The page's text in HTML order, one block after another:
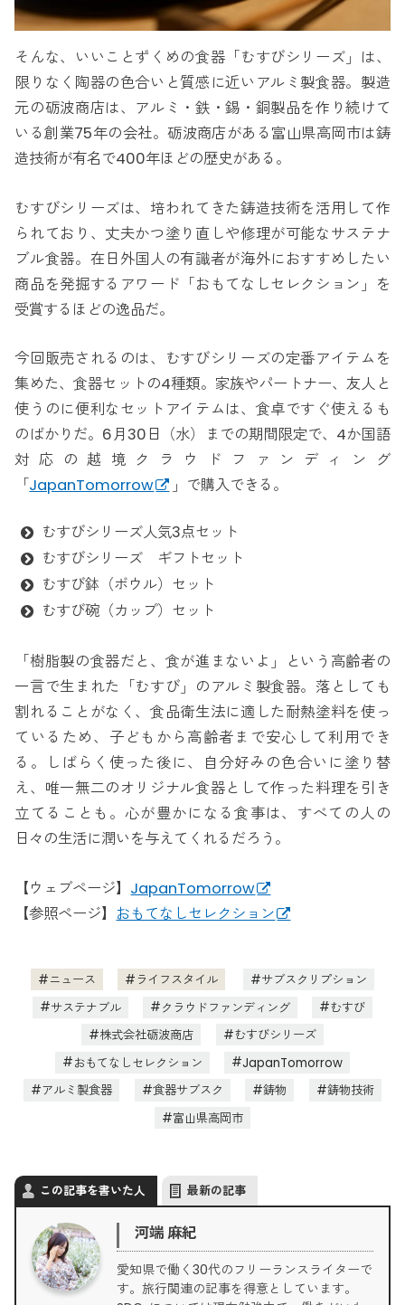
そんな、いいことずくめの食器「むすびシリーズ」は、
限りなく陶器の色合いと質感に近いアルミ製食器。製造
元の砺波商店は、アルミ・鉄・錫・銅製品を作り続けて
いる創業75年の会社。砺波商店がある富山県高岡市は鋳
造技術が有名で400年ほどの歴史がある。
むすびシリーズは、培われてきた鋳造技術を活用して作
られており、丈夫かつ塗り直しや修理が可能なサステナ
ブル食器。在日外国人の有識者が海外におすすめしたい
商品を発掘するアワード「おもてなしセレクション」を
受賞するほどの逸品だ。
今回販売されるのは、むすびシリーズの定番アイテムを
集めた、食器セットの4種類。家族やパートナー、友人と
使うのに便利なセットアイテムは、食卓ですぐ使えるも
のばかりだ。6月30日（水）までの期間限定で、4か国語
対応の越境クラウドファンディング
「JapanTomorrow 」で購入できる。
むすびシリーズ人気3点セット
むすびシリーズ ギフトセット
むすび鉢（ボウル）セット
むすび碗（カップ）セット
「樹脂製の食器だと、食が進まないよ」という高齢者の
一言で生まれた「むすび」のアルミ製食器。落としても
割れることがなく、食品衛生法に適した耐熱塗料を使っ
ているため、子どもから高齢者まで安心して利用でき
る。しばらく使った後に、自分好みの色合いに塗り替
え、唯一無二のオリジナル食器として作った料理を引き
立てることも。心が豊かになる食事は、すべての人の
日々の生活に潤いを与えてくれるだろう。
【ウェブページ】 JapanTomorrow
【参照ページ】 おもてなしセレクション
ニュース ライフスタイル
サブスクリプション
サステナブル
クラウドファンディング
むすび
株式会社砺波商店
むすびシリーズ
おもてなしセレクション
JapanTomorrow
アルミ製食器
食器サブスク 鋳物
鋳物技術
富山県高岡市
この記事を書いた人 最新の記事
河端 麻紀
愛知県で働く30代のフリーランスライターで
す。旅行関連の記事を得意としています。